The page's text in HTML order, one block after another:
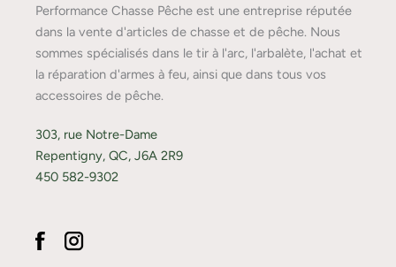
Performance Chasse Pêche est une entreprise réputée
dans la vente d'articles de chasse et de pêche. Nous
sommes spécialisés dans le tir à l'arc, l'arbalète, l'achat et
la réparation d'armes à feu, ainsi que dans tous vos
accessoires de pêche.
303, rue Notre-Dame
Repentigny, QC, J6A 2R9
450 582-9302